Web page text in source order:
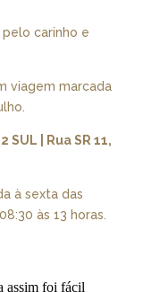
carinho e
viagem marcada
SUL | Rua SR 11,
à sexta das
às 13 horas.